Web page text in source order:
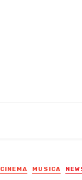
CINEMA MUSICA